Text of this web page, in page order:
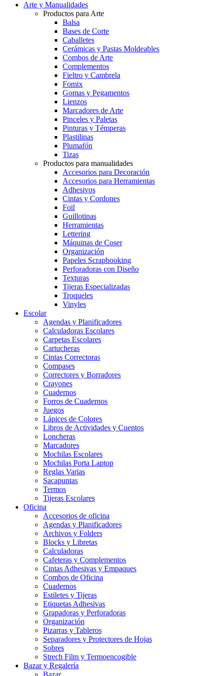
Arte y Manualidades
Productos para Arte
Balsa
Bases de Corte
Caballetes
Cerámicas y Pastas Moldeables
Combos de Arte
Complementos
Fieltro y Cambrela
Fomix
Gomas y Pegamentos
Lienzos
Marcadores de Arte
Pinceles y Paletas
Pinturas y Témperas
Plastilinas
Plumafón
Tizas
Productos para manualidades
Accesorios para Decoración
Accesorios para Herramientas
Adhesivos
Cintas y Cordones
Foil
Guillotinas
Herramientas
Lettering
Máquinas de Coser
Organización
Papeles Scrapbooking
Perforadoras con Diseño
Texturas
Tijeras Especializadas
Troqueles
Vinyles
Escolar
Agendas y Planificadores
Calculadoras Escolares
Carpetas Escolares
Cartucheras
Cintas Correctoras
Compases
Correctores y Borradores
Crayones
Cuadernos
Forros de Cuadernos
Juegos
Lápices de Colores
Libros de Actividades y Cuentos
Loncheras
Marcadores
Mochilas Escolares
Mochilas Porta Laptop
Reglas Varias
Sacapuntas
Termos
Tijeras Escolares
Oficina
Accesorios de oficina
Agendas y Planificadores
Archivos y Folders
Blocks y Libretas
Calculadoras
Cafeteras y Complementos
Cintas Adhesivas y Empaques
Combos de Oficina
Cuadernos
Estiletes y Tijeras
Etiquetas Adhesivas
Grapadoras y Perforadoras
Organización
Pizarras y Tableros
Separadores y Protectores de Hojas
Sobres
Strech Film y Termoencogible
Bazar y Regalería
Bazar